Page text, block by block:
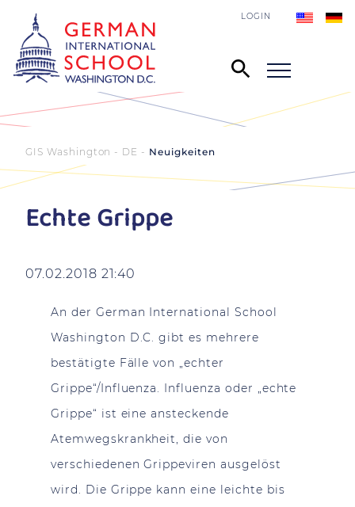
LOGIN
GIS Washington - DE Neuigkeiten
Echte Grippe
07.02.2018 21:40
An der German International School
Washington D.C. gibt es mehrere
bestätigte Fälle von „echter
Grippe“/Influenza. Influenza oder „echte
Grippe“ ist eine ansteckende
Atemwegskrankheit, die von
verschiedenen Grippeviren ausgelöst
wird. Die Grippe kann eine leichte bis